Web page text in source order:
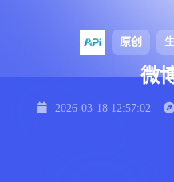
原创
微
2026-03-18 12:57:02